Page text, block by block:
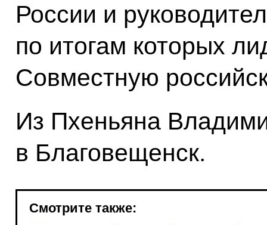
России и
по итогам которых
Совместную
Из Пхеньяна
в Благовещенск.
Смотрите также: